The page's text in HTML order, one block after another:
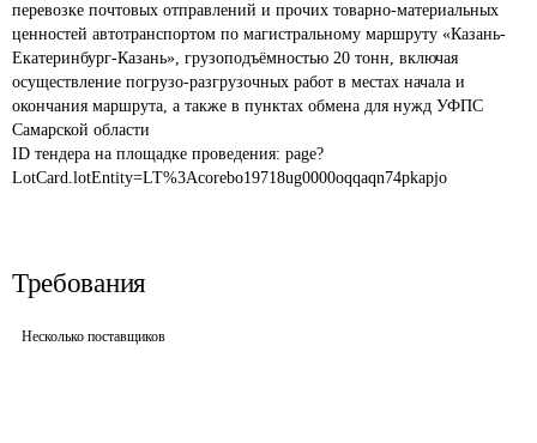
перевозке почтовых отправлений и прочих товарно-материальных
ценностей автотранспортом по магистральному маршруту «Казань-
Екатеринбург-Казань», грузоподъёмностью 20 тонн, включая
осуществление погрузо-разгрузочных работ в местах начала и
окончания маршрута, а также в пунктах обмена для нужд УФПС
Самарской области
ID тендера на площадке проведения: page?
LotCard.lotEntity=LT%3Acorebo19718ug0000oqqaqn74pkapjo
Требования
Несколько поставщиков